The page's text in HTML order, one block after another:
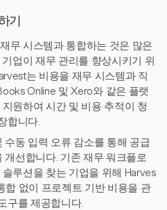
기
무 시스템과 통합하는 것은 많은
업이 재무 관리를 향상시키기 위
는 비용을 재무 시스템과 직
Online 및 Xero와 같은 플랫
원하여 시간 및 비용 추적이 청
합니다.
수동 입력 오류 감소를 통해 공급
선합니다. 기존 재무 워크플로
루션을 찾는 기업을 위해 Harves
합 없이 프로젝트 기반 비용을 관
구를 제공합니다.